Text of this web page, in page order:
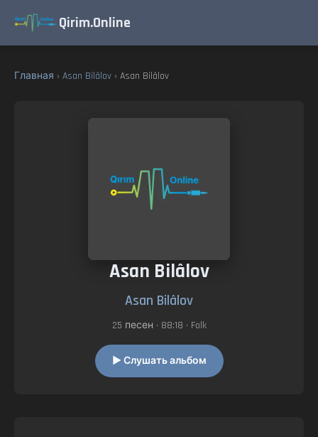
Qirim.Online
Главная › Asan Bilâlov › Asan Bilâlov
Asan Bilâlov
Asan Bilâlov
25 песен • 88:18 • Folk
▶ Слушать альбом